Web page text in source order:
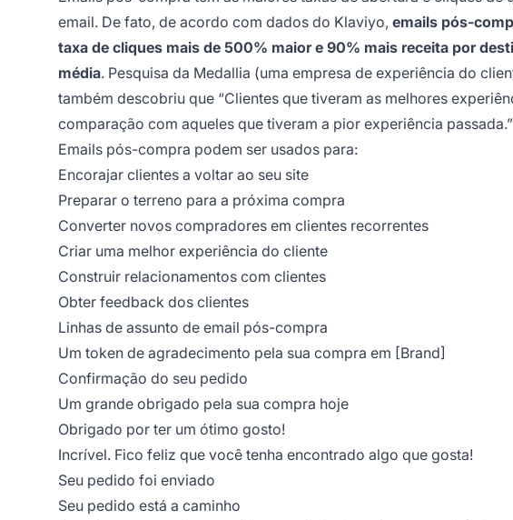
email. De fato, de acordo com dados do Klaviyo, emails pós-
taxa de cliques mais de 500% maior e 90% mais receita por
média. Pesquisa da Medallia (uma empresa de experiência do
também descobriu que “Clientes que tiveram as melhores
comparação com aqueles que tiveram a pior experiência passada.”
Emails pós-compra podem ser usados para:
Encorajar clientes a voltar ao seu site
Preparar o terreno para a próxima compra
Converter novos compradores em clientes recorrentes
Criar uma melhor experiência do cliente
Construir relacionamentos com clientes
Obter feedback dos clientes
Linhas de assunto de email pós-compra
Um token de agradecimento pela sua compra em [Brand]
Confirmação do seu pedido
Um grande obrigado pela sua compra hoje
Obrigado por ter um ótimo gosto!
Incrível. Fico feliz que você tenha encontrado algo que gosta!
Seu pedido foi enviado
Seu pedido está a caminho